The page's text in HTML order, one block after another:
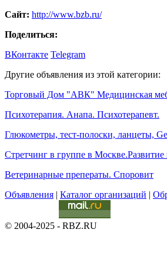
Сайт: http://www.bzb.ru/
Поделиться:
ВКонтакте Telegram
Другие объявления из этой категории:
Торговый Дом "АВК" Медицинская
Психотерапия. Анапа. Психотерапевт.
Глюкометры, тест-полоски, ланцеты,
Стретчинг в группе в Москве.Развитие
Ветеринарные преператы. Споровит
Объявления | Каталог организаций |
© 2004-2025 - RBZ.RU